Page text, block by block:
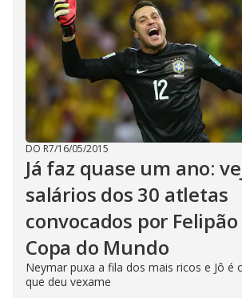
DO R7/16/05/2015
Já faz quase um ano:
salários dos 30 atletas
convocados por
Copa do Mundo
Neymar puxa a fila dos mais ricos e Jô é
que deu vexame